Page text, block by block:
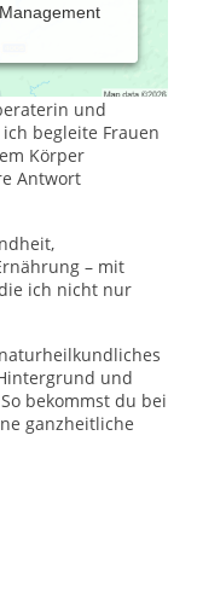
–
und
begleite Frauen
Körper
Antwort
– mit
ich nicht nur
und
bekommst du bei
ganzheitliche